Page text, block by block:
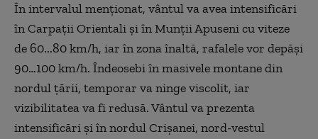
În intervalul menționat, vântul va avea intensificări
în Carpații Orientali și în Munții Apuseni cu viteze
de 60...80 km/h, iar în zona înaltă, rafalele vor depăși
90…100 km/h. Îndeosebi în masivele montane din
nordul țării, temporar va ninge viscolit, iar
vizibilitatea va fi redusă. Vântul va prezenta
intensificări și în nordul Crișanei, nord-vestul